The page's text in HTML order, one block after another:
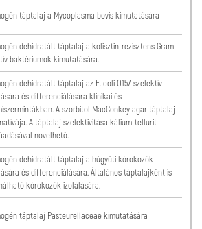
táptalaj a Mycoplasma bovis kimutatására
dehidratált táptalaj a kolisztin-rezisztens Gram-
baktériumok kimutatására.
dehidratált táptalaj az E. coli O157 szelektív
és differenciálására klinikai és
A szorbitol MacConkey agar táptalaj
A táptalaj szelektivitása kálium-tellurit
növelhető.
dehidratált táptalaj a húgyúti kórokozók
és differenciálására. Általános táptalajként is
kórokozók izolálására.
táptalaj Pasteurellaceae kimutatására